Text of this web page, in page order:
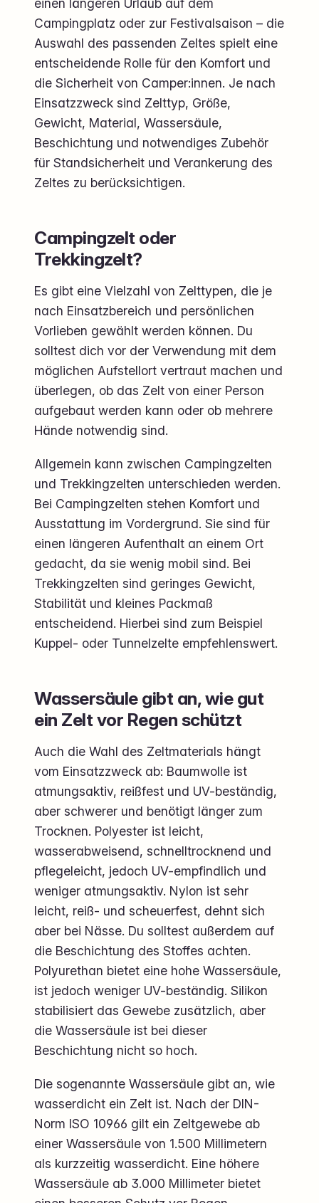
einen längeren Urlaub auf dem
Campingplatz oder zur Festivalsaison – die
Auswahl des passenden Zeltes spielt eine
entscheidende Rolle für den Komfort und
die Sicherheit von Camper:innen. Je nach
Einsatzzweck sind Zelttyp, Größe,
Gewicht, Material, Wassersäule,
Beschichtung und notwendiges Zubehör
für Standsicherheit und Verankerung des
Zeltes zu berücksichtigen.
Campingzelt oder
Trekkingzelt?
Es gibt eine Vielzahl von Zelttypen, die je
nach Einsatzbereich und persönlichen
Vorlieben gewählt werden können. Du
solltest dich vor der Verwendung mit dem
möglichen Aufstellort vertraut machen und
überlegen, ob das Zelt von einer Person
aufgebaut werden kann oder ob mehrere
Hände notwendig sind.
Allgemein kann zwischen Campingzelten
und Trekkingzelten unterschieden werden.
Bei Campingzelten stehen Komfort und
Ausstattung im Vordergrund. Sie sind für
einen längeren Aufenthalt an einem Ort
gedacht, da sie wenig mobil sind. Bei
Trekkingzelten sind geringes Gewicht,
Stabilität und kleines Packmaß
entscheidend. Hierbei sind zum Beispiel
Kuppel- oder Tunnelzelte empfehlenswert.
Wassersäule gibt an, wie gut
ein Zelt vor Regen schützt
Auch die Wahl des Zeltmaterials hängt
vom Einsatzzweck ab: Baumwolle ist
atmungsaktiv, reißfest und UV-beständig,
aber schwerer und benötigt länger zum
Trocknen. Polyester ist leicht,
wasserabweisend, schnelltrocknend und
pflegeleicht, jedoch UV-empfindlich und
weniger atmungsaktiv. Nylon ist sehr
leicht, reiß- und scheuerfest, dehnt sich
aber bei Nässe. Du solltest außerdem auf
die Beschichtung des Stoffes achten.
Polyurethan bietet eine hohe Wassersäule,
ist jedoch weniger UV-beständig. Silikon
stabilisiert das Gewebe zusätzlich, aber
die Wassersäule ist bei dieser
Beschichtung nicht so hoch.
Die sogenannte Wassersäule gibt an, wie
wasserdicht ein Zelt ist. Nach der DIN-
Norm ISO 10966 gilt ein Zeltgewebe ab
einer Wassersäule von 1.500 Millimetern
als kurzzeitig wasserdicht. Eine höhere
Wassersäule ab 3.000 Millimeter bietet